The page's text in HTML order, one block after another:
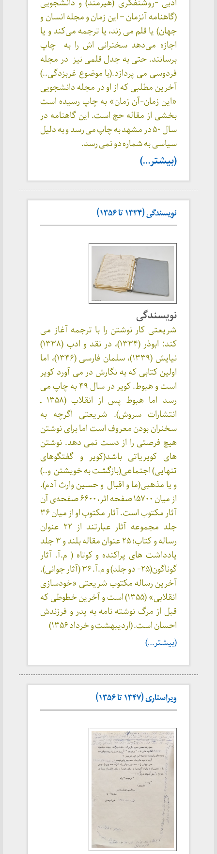
ادبی -روشنفکری (هیرمند) و دانشجویی
(گاهنامه آنزمان – این زمان و مجله انسان و
جهان) یا قلم می زند، یا ترجمه می‌کند و یا
اجازه می‌دهد سخنرانی اش را به چاپ
برسانند. حتی به جدل قلمی نیز در مجله
فردوسی می پردازد.(با موضوع غربزدگی..)
آخرین مطلبی که از او در مجله دانشجویی
«این زمان-آن زمان» به چاپ رسیده است
بخشی از مقاله حج است. این گاهنامه در
سال ۵۰ در مشهد به چاپ می رسد و به دلیل
سیاسی به شماره دو نمی رسد.
(بیشتر…)
نویسندگی (۱۳۳۴ تا ۱۳۵۶)
نویسندگی
شریعتی کار نوشتن را با ترجمه آغاز می
کند: ابوذر (۱۳۳۴)، در نقد و ادب (۱۳۳۸)
نیایش (۱۳۳۹)، سلمان فارسی (۱۳۴۶)، اما
اولین کتابی که به نگارش در می آورد کویر
است و هبوط. کویر در سال ۴۹ به چاپ می
رسد اما هبوط پس از انقلاب (۱۳۵۸ ـ
انتشارات سروش). شریعتی اگرچه به
سخنران بودن معروف است اما برای نوشتن
هیچ فرصتی را از دست نمی دهد. نوشتن
های کویریاتی باشد(کویر و گفتگوهای
تنهایی) اجتماعی(بازگشت به خویشتن و..)
و یا مذهبی(ما و اقبال و حسین وارث آدم).
از میان ۱۵۷۰۰ صفحه اثر، ۶۶۰۰ صفحه‌ی آن
آثار مکتوب است. آثار مکتوب او از میان ۳۶
جلد مجموعه آثار عبارتند از ۲۲ عنوان
رساله و کتاب؛ ۲۵ عنوان مقاله بلند و ۳ جلد
یادداشت های پراکنده و کوتاه ( م.آ. آثار
گوناگون(۲۵- دو جلد) و م.آ. ۳۶ (آثار جوانی).
آخرین رساله مکتوب شریعتی «خودسازی
انقلابی» (۱۳۵۵) است و آخرین خطوطی که
قبل از مرگ نوشته نامه به پدر و فرزندش
احسان است. (اردیبهشت و خرداد ۱۳۵۶)
(بیشتر…)
ویراستاری (۱۳۴۷ تا ۱۳۵۶)